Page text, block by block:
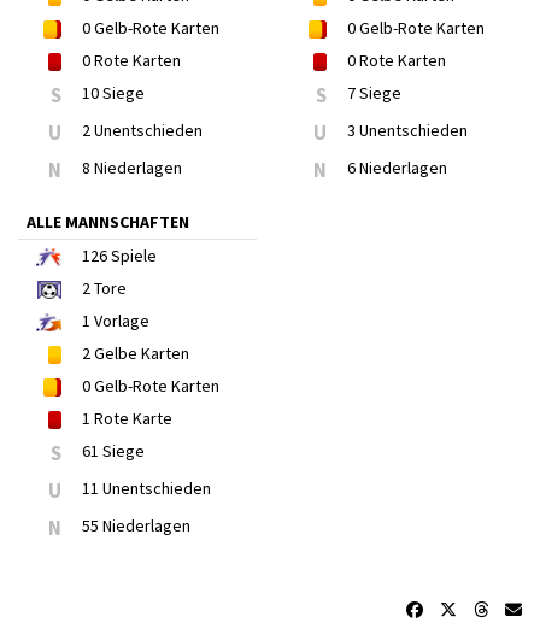
0Gelb-Rote Karten
0Rote Karten
S 10 Siege
U 2 Unentschieden
N 8 Niederlagen
0Gelb-Rote Karten
0Rote Karten
S 7 Siege
U 3 Unentschieden
N 6 Niederlagen
ALLE MANNSCHAFTEN
126Spiele
2Tore
1 Vorlage
2Gelbe Karten
0Gelb-Rote Karten
1 Rote Karte
S 61 Siege
U 11 Unentschieden
N 55 Niederlagen